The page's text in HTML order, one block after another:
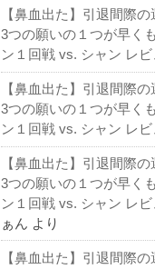
【鼻血出た】引退間際
3つの願いの１つが早く
ン１回戦 vs. シャン レビ
【鼻血出た】引退間際
3つの願いの１つが早く
ン１回戦 vs. シャン レビ
【鼻血出た】引退間際
3つの願いの１つが早く
ン１回戦 vs. シャン レビ
ぁん より
【鼻血出た】引退間際